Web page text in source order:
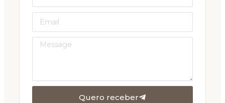
Quero receber